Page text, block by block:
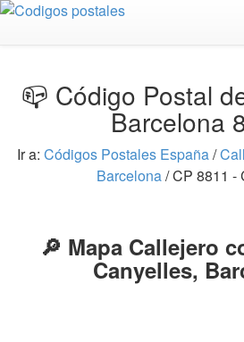
📪 Código Postal
Barcelona
Ir a: Códigos Postales España/
Barcelona/ CP 8811 -
🔎 Mapa Callejero
Canyelles,